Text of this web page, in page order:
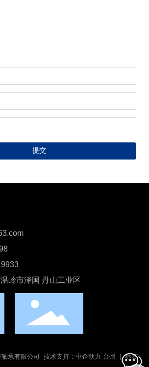
提交
岭市泽国 丹山工业区
承有限公司 技术支持：中企动力 台州 |标签